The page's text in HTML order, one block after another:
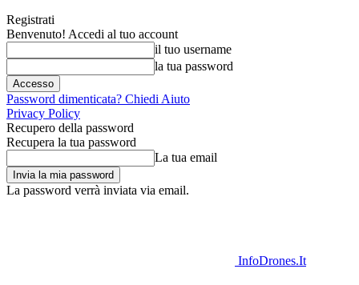
Registrati
Benvenuto! Accedi al tuo account
il tuo username
la tua password
Password dimenticata? Chiedi Aiuto
Privacy Policy
Recupero della password
Recupera la tua password
La tua email
La password verrà inviata via email.
InfoDrones.It